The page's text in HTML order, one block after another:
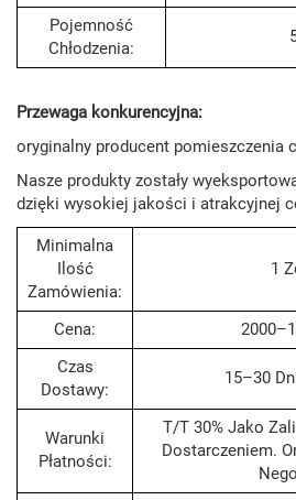
Pojemność
Chłodzenia:
Przewaga konkurencyjna:
oryginalny producent pomieszczenia
Nasze produkty zostały
dzięki wysokiej jakości i atrakcyjnej
Minimalna
Ilość
Zamówienia:
1
Cena:
Czas
Dostawy:
15–30
Warunki
Płatności:
T/T 30% Jako
Dostarczeniem.